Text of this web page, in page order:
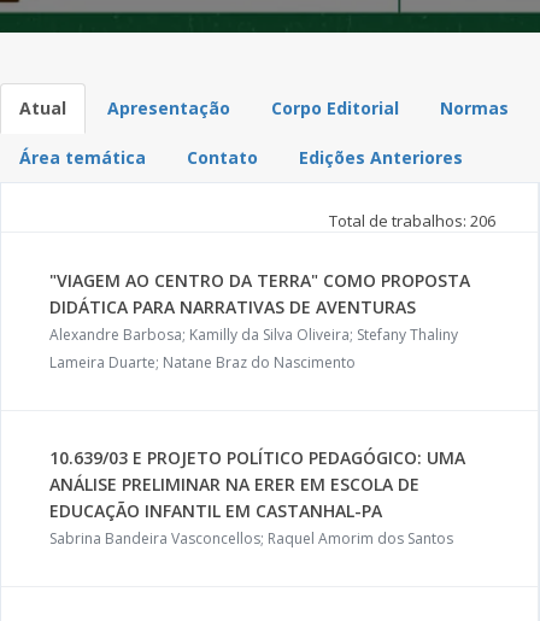
Atual Apresentação Corpo Editorial Normas
Área temática Contato Edições Anteriores
Total de trabalhos: 206
"VIAGEM AO CENTRO DA TERRA" COMO PROPOSTA
DIDÁTICA PARA NARRATIVAS DE AVENTURAS
Alexandre Barbosa; Kamilly da Silva Oliveira; Stefany Thaliny
Lameira Duarte; Natane Braz do Nascimento
10.639/03 E PROJETO POLÍTICO PEDAGÓGICO: UMA
ANÁLISE PRELIMINAR NA ERER EM ESCOLA DE
EDUCAÇÃO INFANTIL EM CASTANHAL-PA
Sabrina Bandeira Vasconcellos; Raquel Amorim dos Santos